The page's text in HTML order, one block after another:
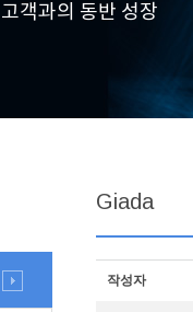
객과의 동반 성장
Giada
작성자